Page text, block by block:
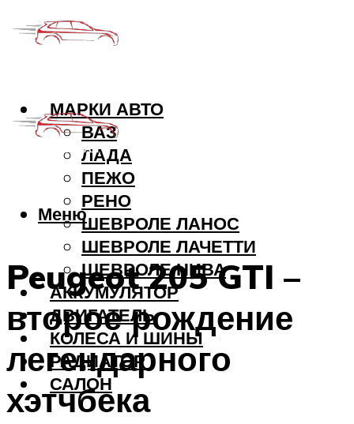
МАРКИ АВТО
ВАЗ
ЛАДА
ПЕЖО
РЕНО
ШЕВРОЛЕ ЛАНОС
ШЕВРОЛЕ ЛАЧЕТТИ
ШЕВРОЛЕ НИВА
АККУМУЛЯТОР
ДВИГАТЕЛЬ
КОЛЕСА И ШИНЫ
РАДИАТОР
САЛОН
Меню
Peugeot 205 GTI –
второе рождение
легендарного
хэтчбека